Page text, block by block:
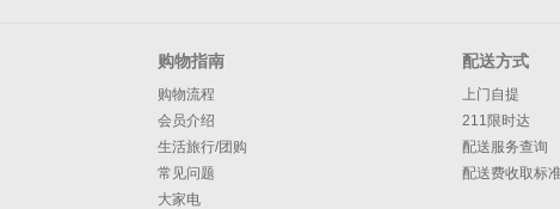
购物指南
购物流程
会员介绍
生活旅行/团购
常见问题
大家电
配送方式
上门自提
211限时达
配送服务查询
配送费收取标